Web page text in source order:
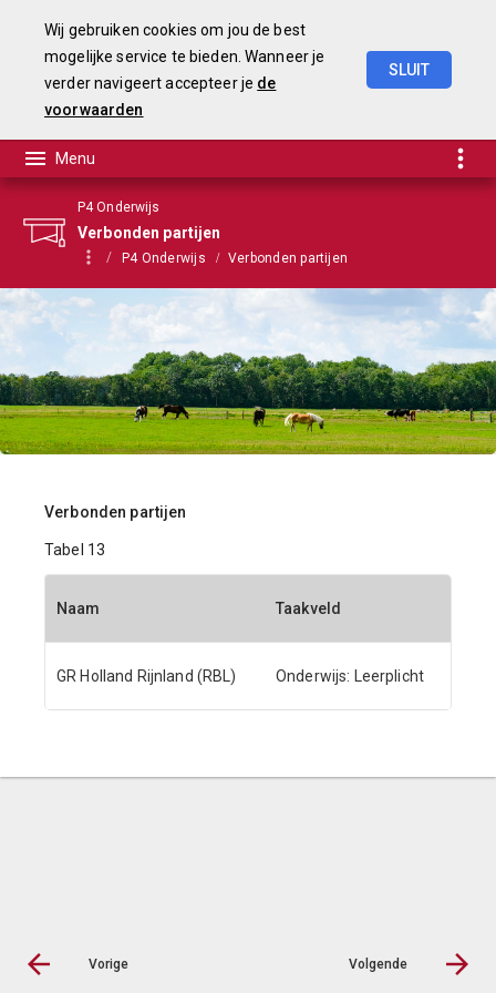
P4 Onderwijs
Verbonden partijen
P4 Onderwijs Verbonden partijen
Verbonden partijen
Tabel 13
Naam Taakveld
GR Holland Rijnland (RBL) Onderwijs: Leerplicht
Vorige Volgende
Wij gebruiken cookies om jou de best
mogelijke service te bieden. Wanneer je
verder navigeert accepteer je de
voorwaarden
SLUIT